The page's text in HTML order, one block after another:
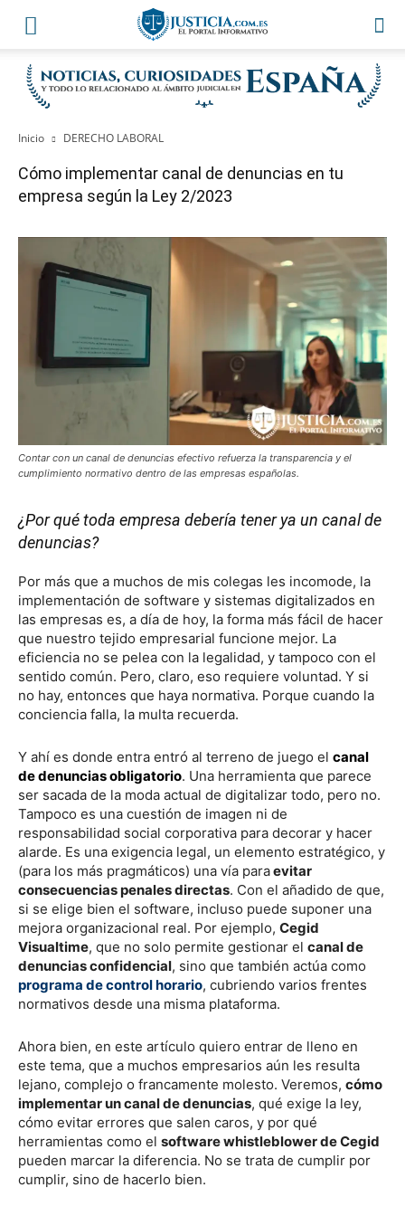
Inicio DERECHO LABORAL
Cómo implementar canal de denuncias en tu
empresa según la Ley 2/2023
Contar con un canal de denuncias efectivo refuerza la transparencia y el
cumplimiento normativo dentro de las empresas españolas.
¿Por qué toda empresa debería tener ya un canal de
denuncias?
Por más que a muchos de mis colegas les incomode, la
implementación de software y sistemas digitalizados en
las empresas es, a día de hoy, la forma más fácil de hacer
que nuestro tejido empresarial funcione mejor. La
eficiencia no se pelea con la legalidad, y tampoco con el
sentido común. Pero, claro, eso requiere voluntad. Y si
no hay, entonces que haya normativa. Porque cuando la
conciencia falla, la multa recuerda.
Y ahí es donde entra entró al terreno de juego el canal
de denuncias obligatorio. Una herramienta que parece
ser sacada de la moda actual de digitalizar todo, pero no.
Tampoco es una cuestión de imagen ni de
responsabilidad social corporativa para decorar y hacer
alarde. Es una exigencia legal, un elemento estratégico, y
(para los más pragmáticos) una vía paraevitar
consecuencias penales directas. Con el añadido de que,
si se elige bien el software, incluso puede suponer una
mejora organizacional real. Por ejemplo, Cegid
Visualtime, que no solo permite gestionar el canal de
denuncias confidencial, sino que también actúa como
programa de control horario, cubriendo varios frentes
normativos desde una misma plataforma.
Ahora bien, en este artículo quiero entrar de lleno en
este tema, que a muchos empresarios aún les resulta
lejano, complejo o francamente molesto. Veremos, cómo
implementar un canal de denuncias, qué exige la ley,
cómo evitar errores que salen caros, y por qué
herramientas como el software whistleblower de Cegid
pueden marcar la diferencia. No se trata de cumplir por
cumplir, sino de hacerlo bien.